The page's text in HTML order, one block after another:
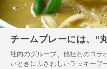
チームプレーには、“
社内のグループ、他社とのコラ
いときにふさわしいラッキーフ